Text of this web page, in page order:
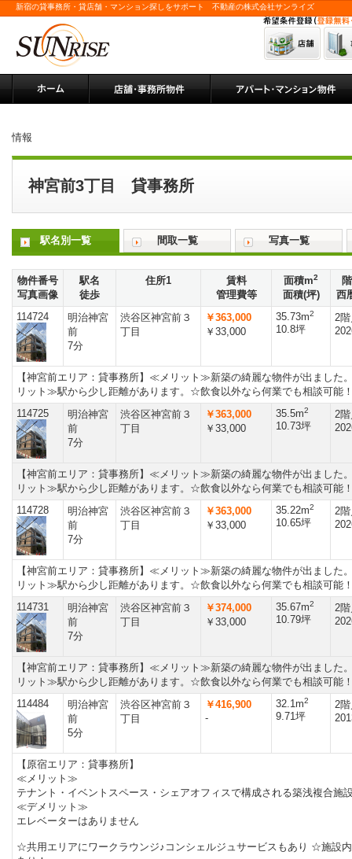
新宿の貸事務所・貸店舗・マンション探しをサポート 不動産の株式会社サンライズ
情報
神宮前3丁目 貸事務所
駅名別一覧 間取一覧 写真一覧
物件番号
写真画像
駅名
徒歩
住所1
賃料
管理費等
面積m2
面積(坪)
西
114724
明治神宮
前
7分
渋谷区神宮前３
丁目
￥363,000
￥33,000
35.73m2
10.8坪
2
【神宮前エリア：貸事務所】≪メリット≫新築の綺麗な物件が出ました
リット≫駅から少し距離があります。☆飲食以外なら何業でも相談可能
114725
明治神宮
前
7分
渋谷区神宮前３
丁目
￥363,000
￥33,000
35.5m2
10.73坪
2
【神宮前エリア：貸事務所】≪メリット≫新築の綺麗な物件が出ました
リット≫駅から少し距離があります。☆飲食以外なら何業でも相談可能
114728
明治神宮
前
7分
渋谷区神宮前３
丁目
￥363,000
￥33,000
35.22m2
10.65坪
2
【神宮前エリア：貸事務所】≪メリット≫新築の綺麗な物件が出ました
リット≫駅から少し距離があります。☆飲食以外なら何業でも相談可能
114731
明治神宮
前
7分
渋谷区神宮前３
丁目
￥374,000
￥33,000
35.67m2
10.79坪
2
【神宮前エリア：貸事務所】≪メリット≫新築の綺麗な物件が出ました
リット≫駅から少し距離があります。☆飲食以外なら何業でも相談可能
114484
明治神宮
前
5分
渋谷区神宮前３
丁目
￥416,900
-
32.1m2
9.71坪
2
【原宿エリア：貸事務所】
≪メリット≫
テナント・イベントスペース・シェアオフィスで構成される築浅複合
≪デメリット≫
エレベーターはありません
☆共用エリアにワークラウンジ♪コンシェルジュサービスもあり ☆施設